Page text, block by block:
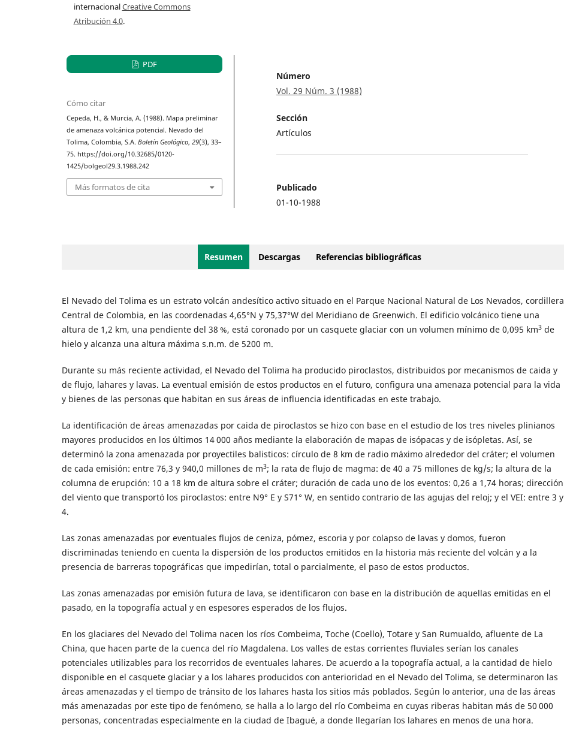
internacionalCreative Commons
Atribución 4.0.
PDF
Cómo citar
Cepeda, H., & Murcia, A. (1988). Mapa preliminar
de amenaza volcánica potencial. Nevado del
Tolima, Colombia, S.A.Boletín Geológico,29(3), 33–
75. https://doi.org/10.32685/0120-
1425/bolgeol29.3.1988.242
Más formatos de cita
Número
Vol. 29 Núm. 3 (1988)
Sección
Artículos
Publicado
01-10-1988
Resumen Descargas Referencias bibliográficas
El Nevado del Tolima es un estrato volcán andesítico activo situado en el Parque Nacional Natural de Los Nevados, cordillera
Central de Colombia, en las coordenadas 4,65°N y 75,37°W del Meridiano de Greenwich. El edificio volcánico tiene una
altura de 1,2 km, una pendiente del 38 %, está coronado por un casquete glaciar con un volumen mínimo de 0,095 km3de
hielo y alcanza una altura máxima s.n.m. de 5200 m.
Durante su más reciente actividad, el Nevado del Tolima ha producido piroclastos, distribuidos por mecanismos de caida y
de flujo, lahares y lavas. La eventual emisión de estos productos en el futuro, configura una amenaza potencial para la vida
y bienes de las personas que habitan en sus áreas de influencia identificadas en este trabajo.
La identificación de áreas amenazadas por caida de piroclastos se hizo con base en el estudio de los tres niveles plinianos
mayores producidos en los últimos 14 000 años mediante la elaboración de mapas de isópacas y de isópletas. Así, se
determinó la zona amenazada por proyectiles balisticos: círculo de 8 km de radio máximo alrededor del cráter; el volumen
de cada emisión: entre 76,3 y 940,0 millones de m3; la rata de flujo de magma: de 40 a 75 millones de kg/s; la altura de la
columna de erupción: 10 a 18 km de altura sobre el cráter; duración de cada uno de los eventos: 0,26 a 1,74 horas; dirección
del viento que transportó los piroclastos: entre N9° E y S71° W, en sentido contrario de las agujas del reloj; y el VEI: entre 3 y
4.
Las zonas amenazadas por eventuales flujos de ceniza, pómez, escoria y por colapso de lavas y domos, fueron
discriminadas teniendo en cuenta la dispersión de los productos emitidos en la historia más reciente del volcán y a la
presencia de barreras topográficas que impedirían, total o parcialmente, el paso de estos productos.
Las zonas amenazadas por emisión futura de lava, se identificaron con base en la distribución de aquellas emitidas en el
pasado, en la topografía actual y en espesores esperados de los flujos.
En los glaciares del Nevado del Tolima nacen los ríos Combeima, Toche (Coello), Totare y San Rumualdo, afluente de La
China, que hacen parte de la cuenca del río Magdalena. Los valles de estas corrientes fluviales serían los canales
potenciales utilizables para los recorridos de eventuales lahares. De acuerdo a la topografía actual, a la cantidad de hielo
disponible en el casquete glaciar y a los lahares producidos con anterioridad en el Nevado del Tolima, se determinaron las
áreas amenazadas y el tiempo de tránsito de los lahares hasta los sitios más poblados. Según lo anterior, una de las áreas
más amenazadas por este tipo de fenómeno, se halla a lo largo del río Combeima en cuyas riberas habitan más de 50 000
personas, concentradas especialmente en la ciudad de Ibagué, a donde llegarían los lahares en menos de una hora.